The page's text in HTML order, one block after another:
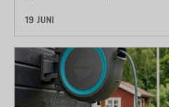
19 JUNI